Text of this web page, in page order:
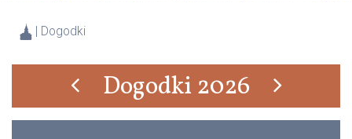
Dogodki
Dogodki 2026